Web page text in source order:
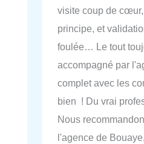
visite coup de
principe, et
foulée… Le tout
accompagné par
complet avec les
bien ! Du vrai
Nous
l'agence de